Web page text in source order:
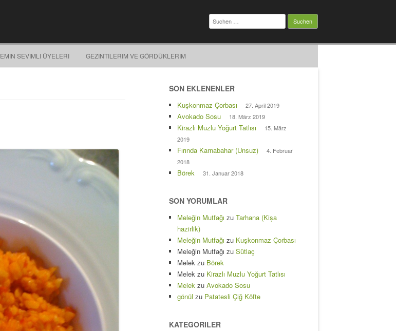
Suchen
nach:
SEVIMLI ÜYELERI GEZINTILERIM VE GÖRDÜKLERIM
SON EKLENENLER
Kuşkonmaz Çorbası 27. April 2019
Avokado Sosu 18. März 2019
Kirazlı Muzlu Yoğurt Tatlısı
15. März
2019
Fırında Karnabahar (Unsuz)
4. Februar
2018
Börek 31. Januar 2018
SON YORUMLAR
Meleğin Mutfağı zu Tarhana (Kișa
hazirlik)
Meleğin Mutfağı zu Kuşkonmaz Çorbası
Meleğin Mutfağı zu Sütlaç
Melek zu Börek
Melek zu Kirazlı Muzlu Yoğurt Tatlısı
Melek zu Avokado Sosu
gönül zu Patatesli Çiğ Köfte
KATEGORILER